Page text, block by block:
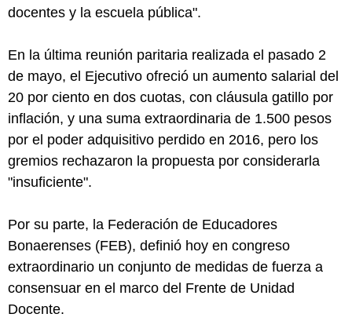
docentes y la escuela pública".
En la última reunión paritaria realizada el pasado 2
de mayo, el Ejecutivo ofreció un aumento salarial del
20 por ciento en dos cuotas, con cláusula gatillo por
inflación, y una suma extraordinaria de 1.500 pesos
por el poder adquisitivo perdido en 2016, pero los
gremios rechazaron la propuesta por considerarla
"insuficiente".
Por su parte, la Federación de Educadores
Bonaerenses (FEB), definió hoy en congreso
extraordinario un conjunto de medidas de fuerza a
consensuar en el marco del Frente de Unidad
Docente.